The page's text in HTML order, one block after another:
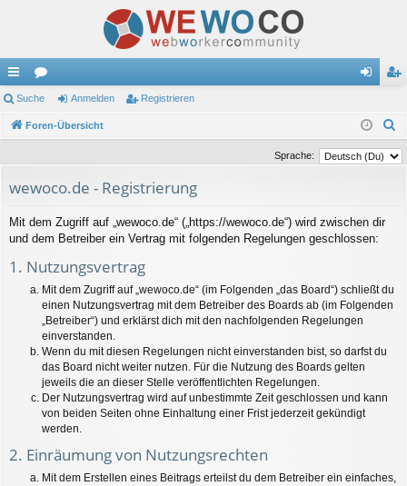
ch
ne
or
en m
el
ist
rie
Suche Anmelden Registrieren
Foren-Übersicht
c
Sprache:
wewoco.de - Registrierung
Mit dem Zugriff auf „wewoco.de“ („https://wewoco.de“) wird zwischen dir
und dem Betreiber ein Vertrag mit folgenden Regelungen geschlossen:
1. Nutzungsvertrag
Mit dem Zugriff auf „wewoco.de“ (im Folgenden „das Board“) schließt du
einen Nutzungsvertrag mit dem Betreiber des Boards ab (im Folgenden
„Betreiber“) und erklärst dich mit den nachfolgenden Regelungen
einverstanden.
Wenn du mit diesen Regelungen nicht einverstanden bist, so darfst du
das Board nicht weiter nutzen. Für die Nutzung des Boards gelten
jeweils die an dieser Stelle veröffentlichten Regelungen.
Der Nutzungsvertrag wird auf unbestimmte Zeit geschlossen und kann
von beiden Seiten ohne Einhaltung einer Frist jederzeit gekündigt
werden.
2. Einräumung von Nutzungsrechten
Mit dem Erstellen eines Beitrags erteilst du dem Betreiber ein einfaches,